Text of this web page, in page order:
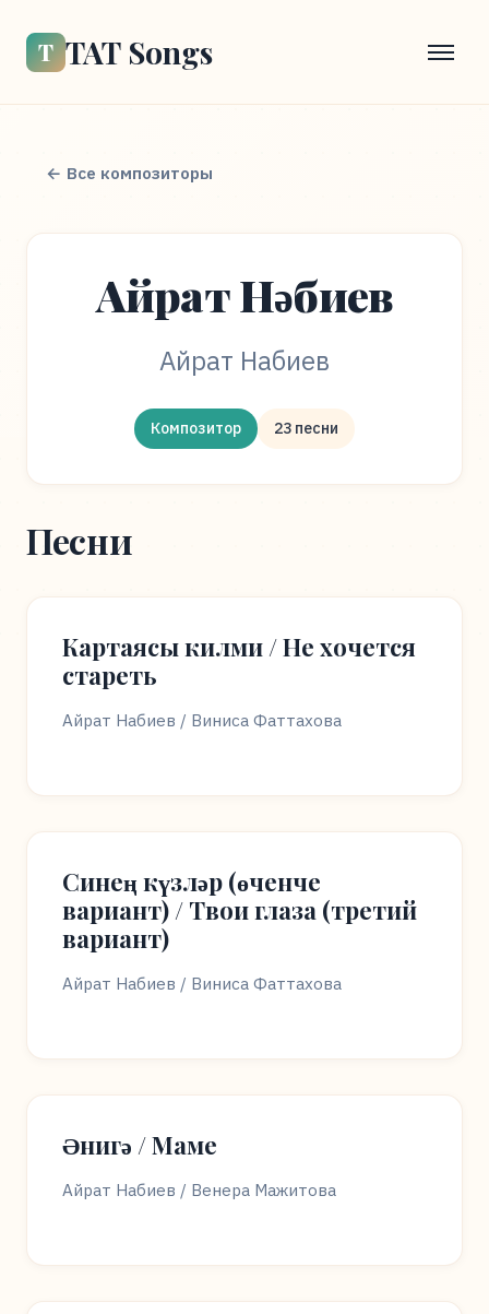
Т TAT Songs
← Все композиторы
Айрат Нәбиев
Айрат Набиев
Композитор 23 песни
Песни
Картаясы килми / Не хочется
стареть
Айрат Набиев / Виниса Фаттахова
Синең күзләр (өченче
вариант) / Твои глаза (третий
вариант)
Айрат Набиев / Виниса Фаттахова
Әнигә / Маме
Айрат Набиев / Венера Мажитова